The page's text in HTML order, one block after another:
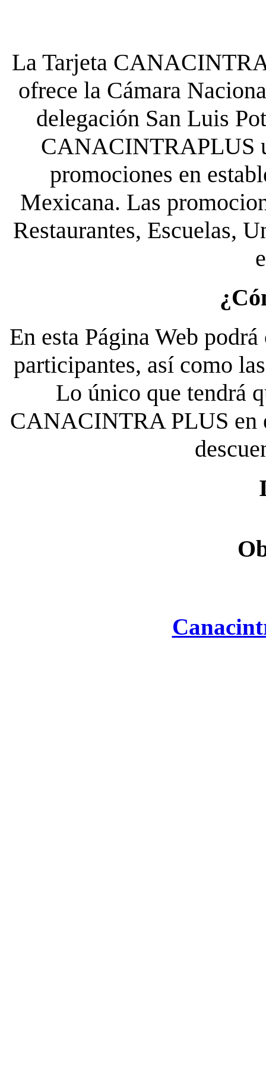
La Tarjeta
ofrece la Cámara
delegación San Luis
CANACINTRAPLUS
promociones en
Mexicana. Las
Restaurantes, Escuelas,
En esta Página Web
participantes, así como
Lo único que tendrá
CANACINTRA PLUS en